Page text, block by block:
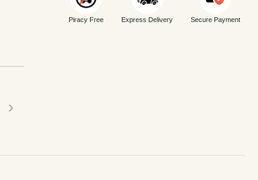
›
Piracy Free Express Delivery Secure Payment